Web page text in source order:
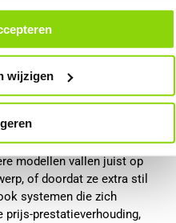
altijd intrekken, dit doe je
klikken op ‘Cookievoorkeuren’
wijzigen
in allerlei soorten, maten
volledig gericht op
over krachtige koeling
modellen vallen juist op
of doordat ze extra stil
systemen die zich
prijs-prestatieverhouding,